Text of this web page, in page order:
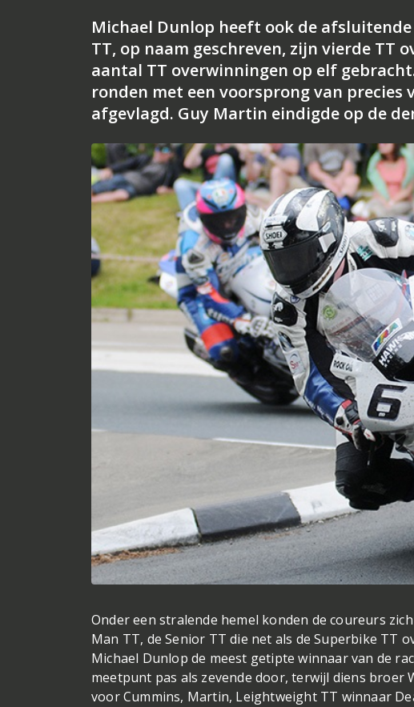
Michael Dunlop heeft ook de afsluitende
TT, op naam geschreven, zijn vierde
aantal TT overwinningen op elf
ronden met een voorsprong van precies
afgevlagd. Guy Martin eindigde op de
Onder een stralende hemel konden de coureurs
Man TT, de Senior TT die net als de Superbike TT
Michael Dunlop de meest getipte winnaar van de
meetpunt pas als zevende door, terwijl diens broer
voor Cummins, Martin, Leightweight TT winnaar